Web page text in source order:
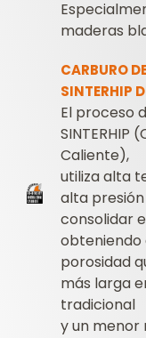
maderas
CARBURO
SINTERHIP
El proceso
Caliente),
utiliza alta
alta
consolidar
obteniendo
porosidad
más larga
tradicional
y un menor